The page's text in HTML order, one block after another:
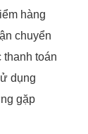
hàng
chuyển
toán
dụng
gặp